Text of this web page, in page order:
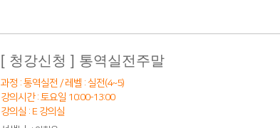
[ 청강신청 ] 통역실전주말
과정 : 통역실전 / 레벨 : 실전(4~5)
강의시간 : 토요일 10:00-13:00
강의실 : E 강의실